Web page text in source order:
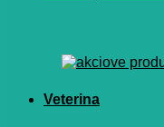
Veterina